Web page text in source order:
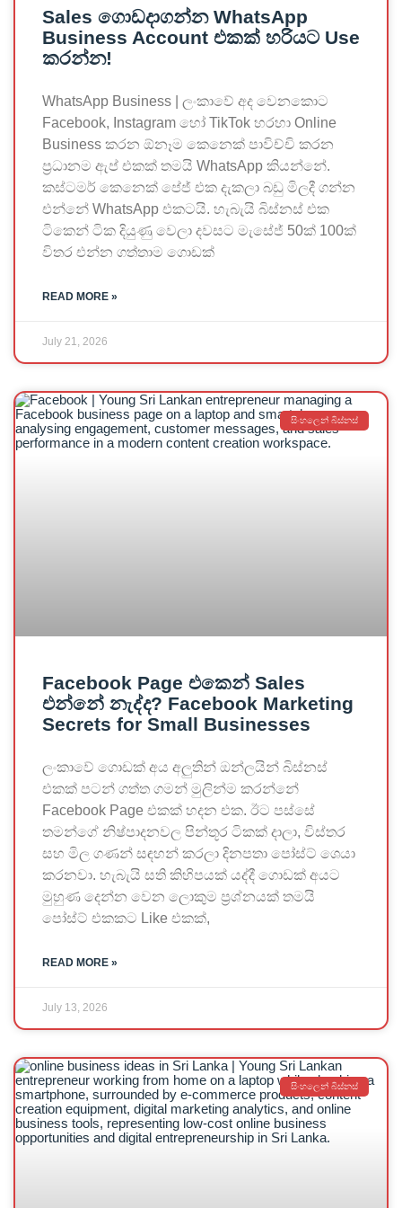
Sales ගොඩදාගන්න WhatsApp
Business Account එකක් හරියට Use
කරන්න!
WhatsApp Business | ලංකාවේ අද වෙනකොට
Facebook, Instagram හෝ TikTok හරහා Online
Business කරන ඕනෑම කෙනෙක් පාවිච්චි කරන
ප්‍රධානම ඇප් එකක් තමයි WhatsApp කියන්නේ.
කස්ටමර් කෙනෙක් පේජ් එක දැකලා බඩු මිලදී ගන්න
එන්නේ WhatsApp එකටයි. හැබැයි බිස්නස් එක
ටිකෙන් ටික දියුණු වෙලා දවසට මැසේජ් 50ක් 100ක්
විතර එන්න ගත්තාම ගොඩක්
READ MORE »
July 21, 2026
සිංහලෙන් බිස්නස්
Facebook Page එකෙන් Sales
එන්නේ නැද්ද? Facebook Marketing
Secrets for Small Businesses
ලංකාවේ ගොඩක් අය අලුතින් ඔන්ලයින් බිස්නස්
එකක් පටන් ගත්ත ගමන් මුලින්ම කරන්නේ
Facebook Page එකක් හදන එක. ඊට පස්සේ
තමන්ගේ නිෂ්පාදනවල පින්තූර ටිකක් දාලා, විස්තර
සහ මිල ගණන් සඳහන් කරලා දිනපතා පෝස්ට් ශෙයා
කරනවා. හැබැයි සති කිහිපයක් යද්දී ගොඩක් අයට
මුහුණ දෙන්න වෙන ලොකුම ප්‍රශ්නයක් තමයි
පෝස්ට් එකකට Like එකක්,
READ MORE »
July 13, 2026
සිංහලෙන් බිස්නස්